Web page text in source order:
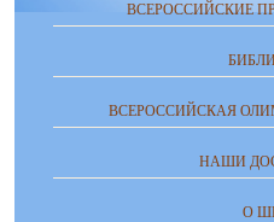
ВСЕРОССИЙСКИЕ
ВСЕРОССИЙСКАЯ
НАШИ
О